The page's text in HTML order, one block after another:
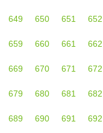
649 650 651 652
659 660 661 662
669 670 671 672
679 680 681 682
689 690 691 692